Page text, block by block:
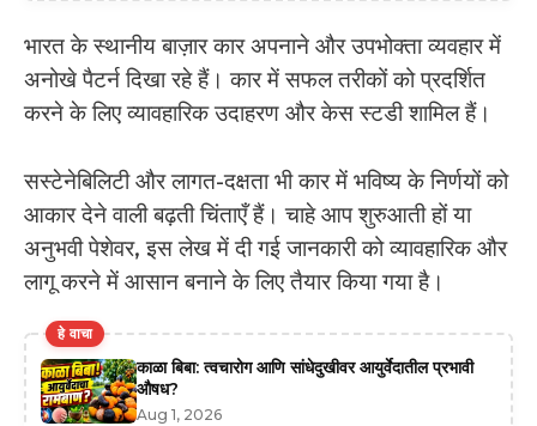
भारत के स्थानीय बाज़ार कार अपनाने और उपभोक्ता व्यवहार में
अनोखे पैटर्न दिखा रहे हैं। कार में सफल तरीकों को प्रदर्शित
करने के लिए व्यावहारिक उदाहरण और केस स्टडी शामिल हैं।
सस्टेनेबिलिटी और लागत-दक्षता भी कार में भविष्य के निर्णयों को
आकार देने वाली बढ़ती चिंताएँ हैं। चाहे आप शुरुआती हों या
अनुभवी पेशेवर, इस लेख में दी गई जानकारी को व्यावहारिक और
लागू करने में आसान बनाने के लिए तैयार किया गया है।
हे वाचा
काळा बिबा: त्वचारोग आणि सांधेदुखीवर आयुर्वेदातील प्रभावी
औषध?
Aug 1, 2026